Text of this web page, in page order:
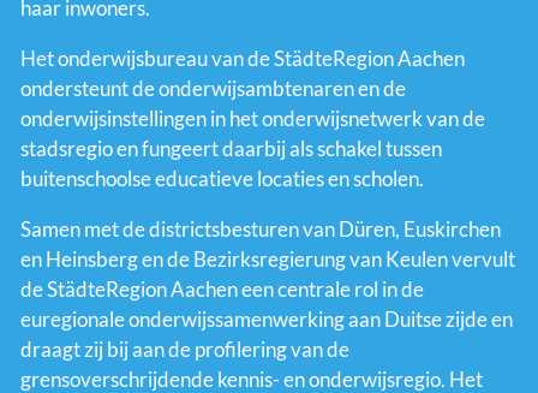
haar inwoners.
Het onderwijsbureau van de StädteRegion Aachen
ondersteunt de onderwijsambtenaren en de
onderwijsinstellingen in het onderwijsnetwerk van de
stadsregio en fungeert daarbij als schakel tussen
buitenschoolse educatieve locaties en scholen.
Samen met de districtsbesturen van Düren, Euskirchen
en Heinsberg en de Bezirksregierung van Keulen vervult
de StädteRegion Aachen een centrale rol in de
euregionale onderwijssamenwerking aan Duitse zijde en
draagt zij bij aan de profilering van de
grensoverschrijdende kennis- en onderwijsregio. Het